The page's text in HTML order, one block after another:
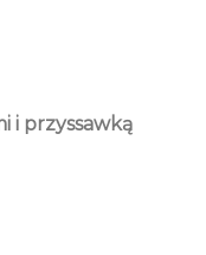
i przyssawką